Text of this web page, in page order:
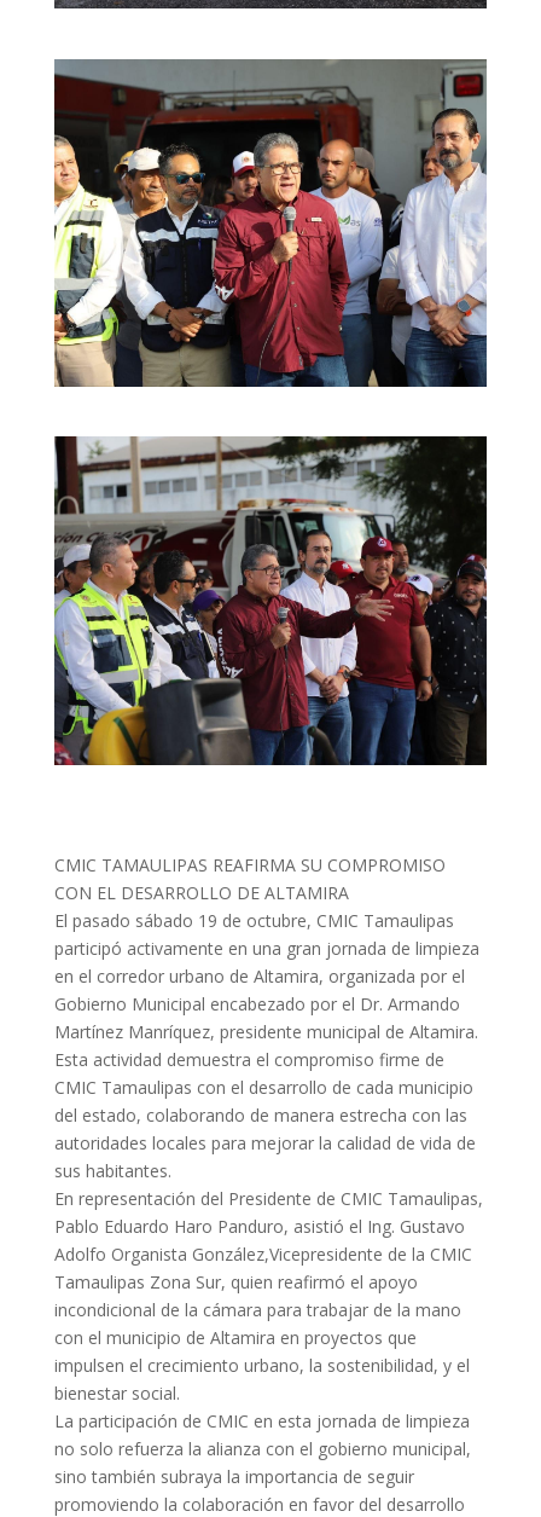
CMIC TAMAULIPAS REAFIRMA SU COMPROMISO
CON EL DESARROLLO DE ALTAMIRA
El pasado sábado 19 de octubre, CMIC Tamaulipas
participó activamente en una gran jornada de limpieza
en el corredor urbano de Altamira, organizada por el
Gobierno Municipal encabezado por el Dr. Armando
Martínez Manríquez, presidente municipal de Altamira.
Esta actividad demuestra el compromiso firme de
CMIC Tamaulipas con el desarrollo de cada municipio
del estado, colaborando de manera estrecha con las
autoridades locales para mejorar la calidad de vida de
sus habitantes.
En representación del Presidente de CMIC Tamaulipas,
Pablo Eduardo Haro Panduro, asistió el Ing. Gustavo
Adolfo Organista González,Vicepresidente de la CMIC
Tamaulipas Zona Sur, quien reafirmó el apoyo
incondicional de la cámara para trabajar de la mano
con el municipio de Altamira en proyectos que
impulsen el crecimiento urbano, la sostenibilidad, y el
bienestar social.
La participación de CMIC en esta jornada de limpieza
no solo refuerza la alianza con el gobierno municipal,
sino también subraya la importancia de seguir
promoviendo la colaboración en favor del desarrollo